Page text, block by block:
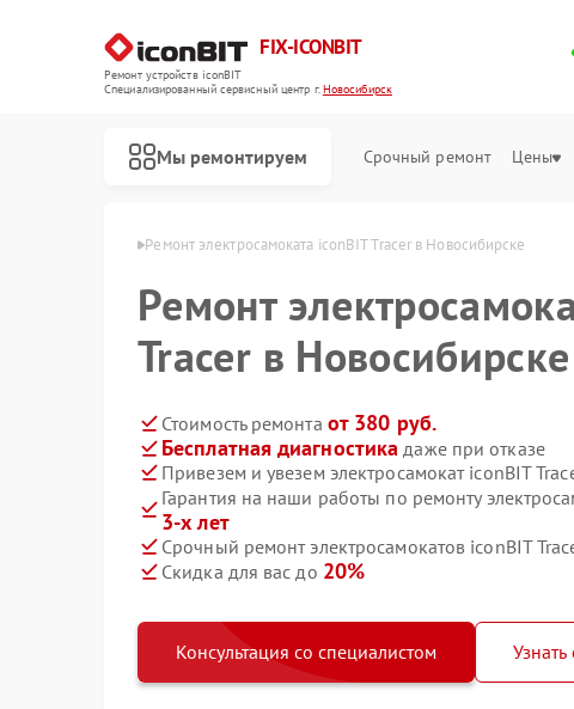
FIX-ICONBIT
Ремонт устройств iconBIT
Специализированный cервисный центр г.Новосибирск
Мы ремонтируем Срочный ремонт Цены
в Новосибирске Ремонт электросамоката iconBIT Tracer в Новосибирске
Ремонт
Tracer в Новосибирске
Стоимость ремонта от 380 руб.
Бесплатная диагностика даже при отказе
Привезем и увезем электросамокат iconBIT
Гарантия на наши работы по ремонту
3-х лет
Срочный ремонт электросамокатов iconBIT
Скидка для вас до 20%
Консультация со специалистом